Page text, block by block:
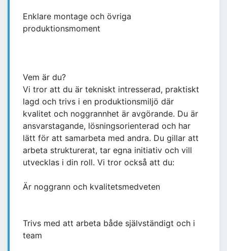
Enklare montage och övriga
produktionsmoment
Vem är du?
Vi tror att du är tekniskt intresserad, praktiskt
lagd och trivs i en produktionsmiljö där
kvalitet och noggrannhet är avgörande. Du är
ansvarstagande, lösningsorienterad och har
lätt för att samarbeta med andra. Du gillar att
arbeta strukturerat, tar egna initiativ och vill
utvecklas i din roll. Vi tror också att du:
Är noggrann och kvalitetsmedveten
Trivs med att arbeta både självständigt och i
team